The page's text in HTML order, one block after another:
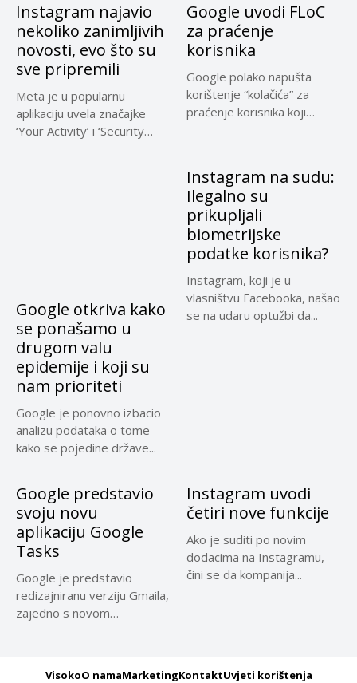
Instagram najavio
nekoliko zanimljivih
novosti, evo što su
sve pripremili
Meta je u popularnu
aplikaciju uvela značajke
‘Your Activity’ i ‘Security
Google uvodi FLoC
za praćenje
korisnika
Google polako napušta
korištenje “kolačića” za
praćenje korisnika koji
Google otkriva kako
se ponašamo u
drugom valu
epidemije i koji su
nam prioriteti
Google je ponovno izbacio
analizu podataka o tome
kako se pojedine države...
Instagram na sudu:
Ilegalno su
prikupljali
biometrijske
podatke korisnika?
Instagram, koji je u
vlasništvu Facebooka, našao
se na udaru optužbi da...
Google predstavio
svoju novu
aplikaciju Google
Tasks
Google je predstavio
redizajniranu verziju Gmaila,
zajedno s novom
Instagram uvodi
četiri nove funkcije
Ako je suditi po novim
dodacima na Instagramu,
čini se da kompanija...
VisokoO namaMarketingKontaktUvjeti korištenja